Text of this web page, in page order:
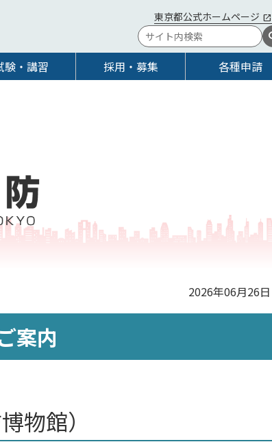
東京都公式ホームページ
験・講習 採用・募集 各種申請
2026年06月26
案内
物館）